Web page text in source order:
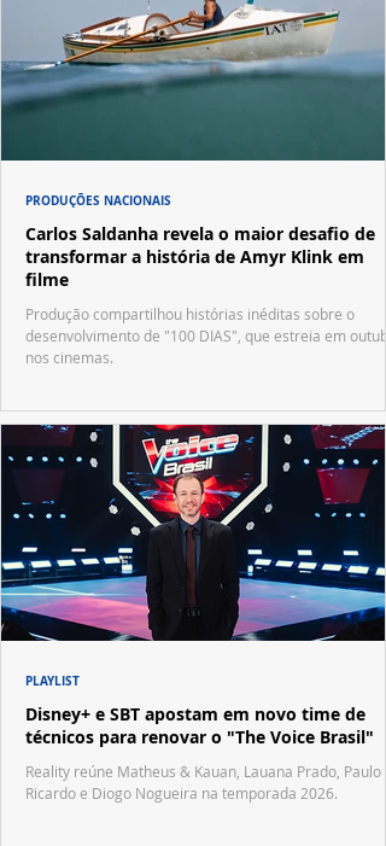
Carlos Saldanha revela o maior desafio de
transformar a história de Amyr Klink em
filme
Produção compartilhou histórias inéditas sobre o
desenvolvimento de "100 DIAS", que estreia em
nos cinemas.
PRODUÇÕES NACIONAIS
Disney+ e SBT apostam em novo time de
técnicos para renovar o "The Voice Brasil"
Reality reúne Matheus & Kauan, Lauana Prado, Paulo
Ricardo e Diogo Nogueira na temporada 2026.
PLAYLIST